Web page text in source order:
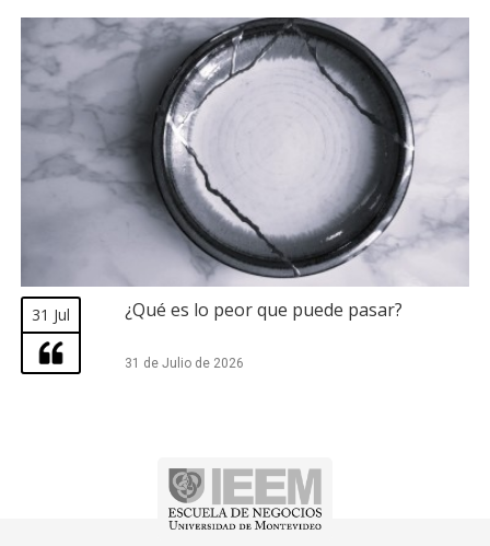
31 Jul ¿Qué es lo peor que puede pasar?
31 de Julio de 2026